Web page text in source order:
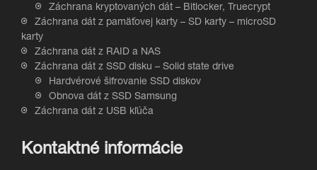
Záchrana kryptovaných dát – Bitlocker, Truecrypt
Záchrana dát z pamäťovej karty – SD karty – microSD
karty
Záchrana dát z RAID a NAS
Záchrana dát z SSD disku – Solid state drive
Hardvérové šifrovanie SSD diskov
Obnova dát z SSD Samsung
Záchrana dát z USB kľúča
Kontaktné informácie